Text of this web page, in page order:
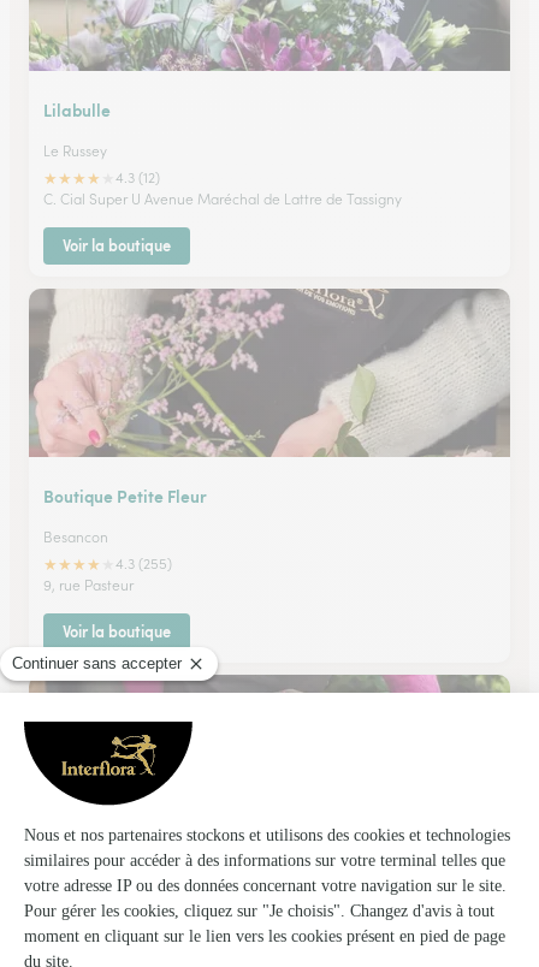
Lilabulle
Le Russey
★★★★
4.3 (12)
C. Cial Super U Avenue Maréchal de Lattre de Tassigny
Voir la boutique
Boutique Petite Fleur
Besancon
★★★★
4.3 (255)
9, rue Pasteur
Voir la boutique
Des Sens Aux Fleurs
Morteau
★
4.6 (73)